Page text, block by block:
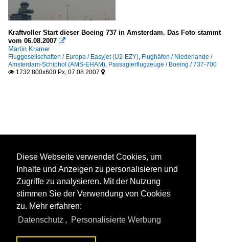
Kraftvoller Start dieser Boeing 737 in Amsterdam. Das Foto stammt
vom 06.08.2007 
Martin Kramer
Fluggesellschaften / Europa / Easyjet (U2-EZY) Flughäfen / Niederlande /
Amsterdam-Schiphol (AMS-EHAM) Passagierflugzeuge / Boeing / 737-700
 1732 800x600 Px, 07.08.2007 
Diese Webseite verwendet Cookies, um
Inhalte und Anzeigen zu personalisieren und
Zugriffe zu analysieren. Mit der Nutzung
stimmen Sie der Verwendung von Cookies
zu. Mehr erfahren:
Datenschutz , Personalisierte Werbung